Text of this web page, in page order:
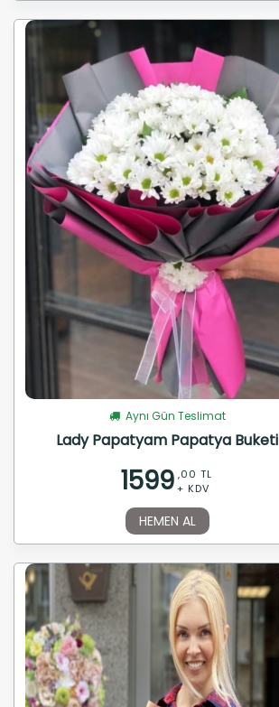
Aynı Gün Teslimat
Lady Papatyam Papatya Buketi
1599 ,00 TL
+ KDV
HEMEN AL